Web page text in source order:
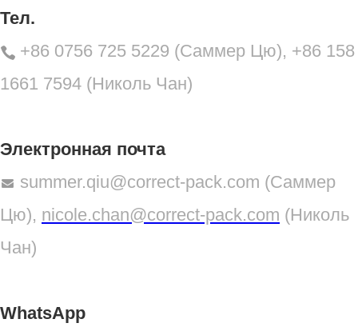
Тел.
+86 0756 725 5229 (Саммер Цю), +86 158
1661 7594 (Николь Чан)
Электронная почта
summer.qiu@correct-pack.com (Саммер
Цю), nicole.chan@correct-pack.com (Николь
Чан)
WhatsApp